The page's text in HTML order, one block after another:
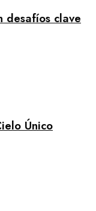
desafíos clave
Único